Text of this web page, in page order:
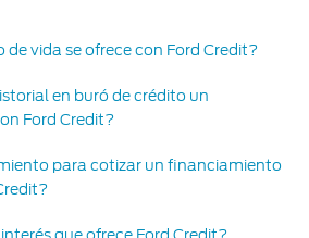
de vida se ofrece con Ford Credit?
en buró de crédito un
Ford Credit?
para cotizar un financiamiento
que ofrece Ford Credit?